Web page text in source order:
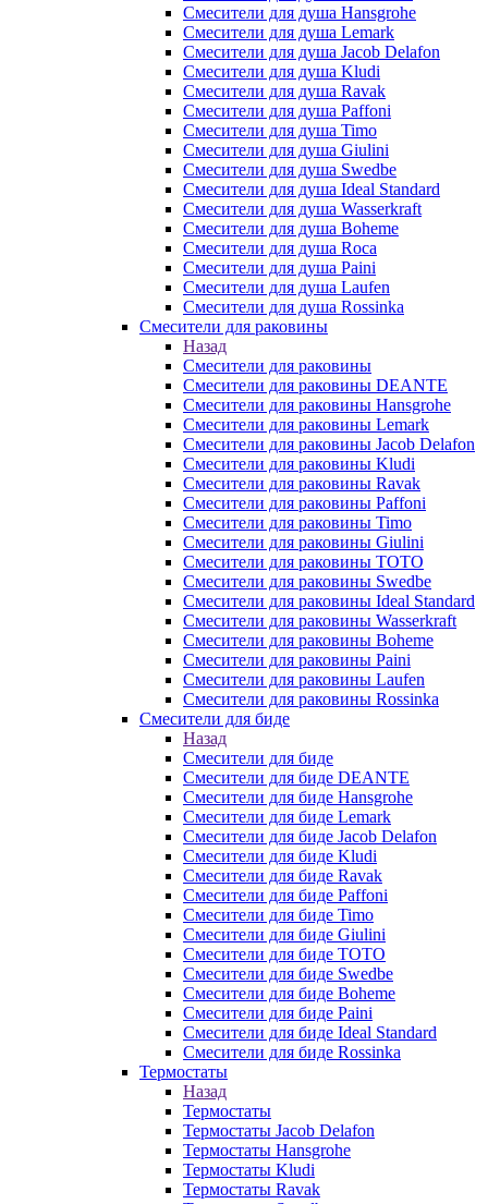
Смесители для душа Hansgrohe
Смесители для душа Lemark
Смесители для душа Jacob Delafon
Смесители для душа Kludi
Смесители для душа Ravak
Смесители для душа Paffoni
Смесители для душа Timo
Смесители для душа Giulini
Смесители для душа Swedbe
Смесители для душа Ideal Standard
Смесители для душа Wasserkraft
Смесители для душа Boheme
Смесители для душа Roca
Смесители для душа Paini
Смесители для душа Laufen
Смесители для душа Rossinka
Смесители для раковины
Назад
Смесители для раковины
Смесители для раковины DEANTE
Смесители для раковины Hansgrohe
Смесители для раковины Lemark
Смесители для раковины Jacob Delafon
Смесители для раковины Kludi
Смесители для раковины Ravak
Смесители для раковины Paffoni
Смесители для раковины Timo
Смесители для раковины Giulini
Смесители для раковины TOTO
Смесители для раковины Swedbe
Смесители для раковины Ideal Standard
Смесители для раковины Wasserkraft
Смесители для раковины Boheme
Смесители для раковины Paini
Смесители для раковины Laufen
Смесители для раковины Rossinka
Смесители для биде
Назад
Смесители для биде
Смесители для биде DEANTE
Смесители для биде Hansgrohe
Смесители для биде Lemark
Смесители для биде Jacob Delafon
Смесители для биде Kludi
Смесители для биде Ravak
Смесители для биде Paffoni
Смесители для биде Timo
Смесители для биде Giulini
Смесители для биде TOTO
Смесители для биде Swedbe
Смесители для биде Boheme
Смесители для биде Paini
Смесители для биде Ideal Standard
Смесители для биде Rossinka
Термостаты
Назад
Термостаты
Термостаты Jacob Delafon
Термостаты Hansgrohe
Термостаты Kludi
Термостаты Ravak